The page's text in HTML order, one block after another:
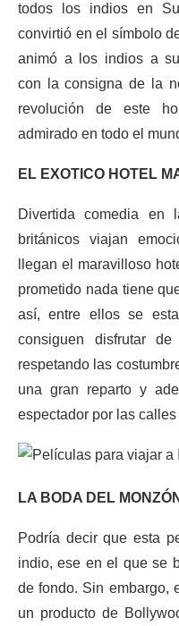
todos los indios en
convirtió en el símbolo
animó a los indios a
con la consigna de la
revolución de este
admirado en todo el
EL EXOTICO HOTEL
Divertida comedia
británicos viajan
llegan el maravilloso
prometido nada tiene
así, entre ellos se
consiguen disfrutar
respetando las
una gran reparto y
espectador por las
LA BODA DEL
Podría decir que esta
indio, ese en el que se
de fondo. Sin embargo,
un producto de